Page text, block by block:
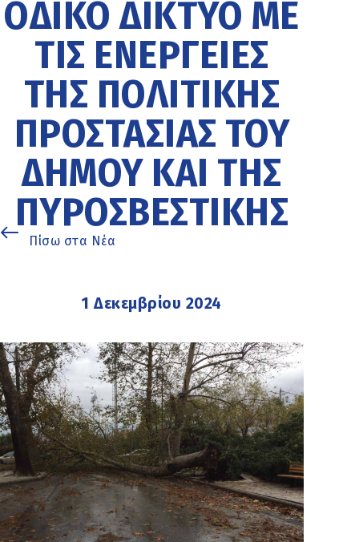
ΟΔΙΚΌ ΔΊΚΤΥΟ ΜΕ
ΤΙΣ ΕΝΈΡΓΕΙΕΣ
ΤΗΣ ΠΟΛΙΤΙΚΉΣ
ΠΡΟΣΤΑΣΊΑΣ ΤΟΥ
ΔΉΜΟΥ ΚΑΙ ΤΗΣ
ΠΥΡΟΣΒΕΣΤΙΚΉΣ
Πίσω στα Νέα
1 Δεκεμβρίου 2024